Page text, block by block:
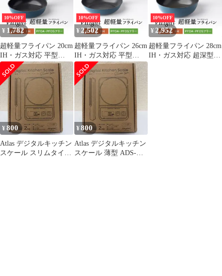
PFOA PFOS フリー
FRP-I28V
PFOA PFOS フリー
FRP-ISD24V
PFOS フリー FRP-
ID28V
10%OFF
¥ 1,782
超軽量フライパン 20cm
IH・ガス対応 平型
軽々持てる 炒め鍋 焦げ
付かない くっつかない
アルミダイキャスト 鋳
物 耐久性コーティング
PFOA PFOS フリー
FRP-I20V
10%OFF
¥ 2,502
超軽量フライパン 26cm
IH・ガス対応 平型
軽々持てる 焦げ付かな
い 炒め鍋 くっつかない
アルミダイキャスト 鋳
物 耐久性コーティング
PFOA PFOS フリー
FRP-I26V
10%OFF
¥ 2,952
超軽量フライパン 28cm
IH・ガス対応 超深型
¥800
Atlas デジタルキッチン
スケール スリムタイプ
¥800
Atlas デジタルキッチン
スケール 薄型 ADS-